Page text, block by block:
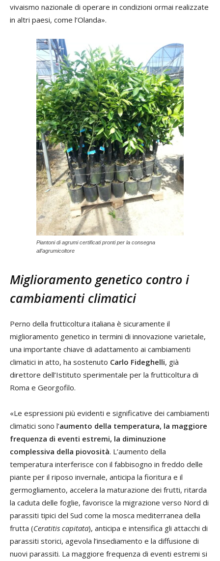
vivaismo nazionale di operare in condizioni ormai realizzate
in altri paesi, come l’Olanda».
Piantoni di agrumi certificati pronti per la consegna
all’agrumicoltore
Miglioramento genetico contro i
cambiamenti climatici
Perno della frutticoltura italiana è sicuramente il
miglioramento genetico in termini di innovazione varietale,
una importante chiave di adattamento ai cambiamenti
climatici in atto, ha sostenuto Carlo Fideghelli, già
direttore dell’Istituto sperimentale per la frutticoltura di
Roma e Georgofilo.
«Le espressioni più evidenti e significative dei cambiamenti
climatici sono l’aumento della temperatura, la maggiore
frequenza di eventi estremi, la diminuzione
complessiva della piovosità. L’aumento della
temperatura interferisce con il fabbisogno in freddo delle
piante per il riposo invernale, anticipa la fioritura e il
germogliamento, accelera la maturazione dei frutti, ritarda
la caduta delle foglie, favorisce la migrazione verso Nord di
parassiti tipici del Sud come la mosca mediterranea della
frutta (Ceratitis capitata), anticipa e intensifica gli attacchi di
parassiti storici, agevola l’insediamento e la diffusione di
nuovi parassiti. La maggiore frequenza di eventi estremi si